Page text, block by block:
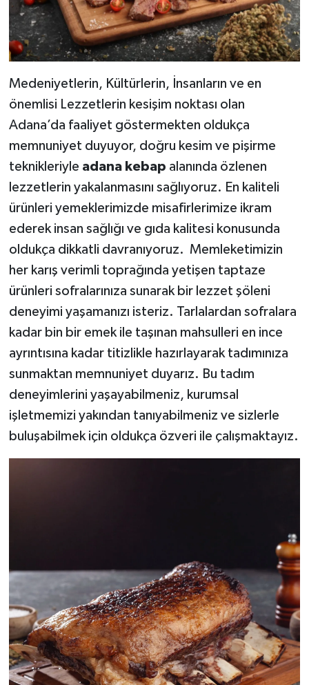
Medeniyetlerin, Kültürlerin, İnsanların ve en
önemlisi Lezzetlerin kesişim noktası olan
Adana’da faaliyet göstermekten oldukça
memnuniyet duyuyor, doğru kesim ve pişirme
teknikleriyle adana kebap alanında özlenen
lezzetlerin yakalanmasını sağlıyoruz. En kaliteli
ürünleri yemeklerimizde misafirlerimize ikram
ederek insan sağlığı ve gıda kalitesi konusunda
oldukça dikkatli davranıyoruz. Memleketimizin
her karış verimli toprağında yetişen taptaze
ürünleri sofralarınıza sunarak bir lezzet şöleni
deneyimi yaşamanızı isteriz. Tarlalardan sofralara
kadar bin bir emek ile taşınan mahsulleri en ince
ayrıntısına kadar titizlikle hazırlayarak tadımınıza
sunmaktan memnuniyet duyarız. Bu tadım
deneyimlerini yaşayabilmeniz, kurumsal
işletmemizi yakından tanıyabilmeniz ve sizlerle
buluşabilmek için oldukça özveri ile çalışmaktayız.